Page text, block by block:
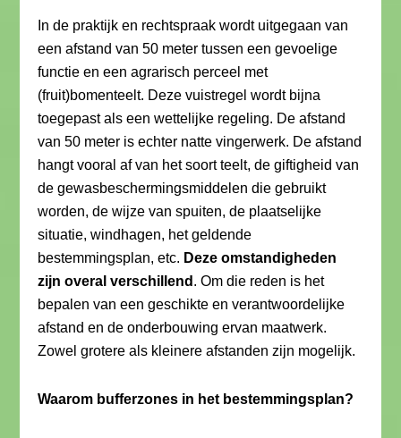
In de praktijk en rechtspraak wordt uitgegaan van
een afstand van 50 meter tussen een gevoelige
functie en een agrarisch perceel met
(fruit)bomenteelt. Deze vuistregel wordt bijna
toegepast als een wettelijke regeling. De afstand
van 50 meter is echter natte vingerwerk. De afstand
hangt vooral af van het soort teelt, de giftigheid van
de gewasbeschermingsmiddelen die gebruikt
worden, de wijze van spuiten, de plaatselijke
situatie, windhagen, het geldende
bestemmingsplan, etc. Deze omstandigheden
zijn overal verschillend . Om die reden is het
bepalen van een geschikte en verantwoordelijke
afstand en de onderbouwing ervan maatwerk.
Zowel grotere als kleinere afstanden zijn mogelijk.
Waarom bufferzones in het bestemmingsplan?